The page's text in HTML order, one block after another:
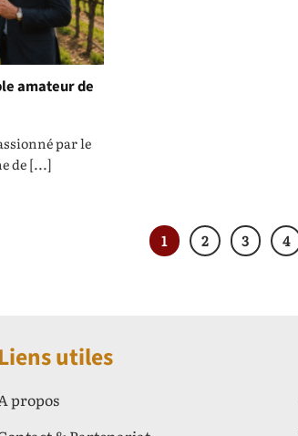
amateur de
par le
de [...]
1 2 3 4
Liens utiles
propos